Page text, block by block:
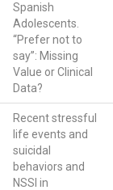
Spanish
Adolescents.
“Prefer not to
say”: Missing
Value or Clinical
Data?
Recent stressful
life events and
suicidal
behaviors and
NSSI in